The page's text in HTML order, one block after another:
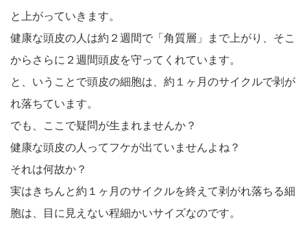
と上がっていきます。
健康な頭皮の人は約２週間で「角質層」まで上がり、そこ
からさらに２週間頭皮を守ってくれています。
と、いうことで頭皮の細胞は、約１ヶ月のサイクルで剥が
れ落ちています。
でも、ここで疑問が生まれませんか？
健康な頭皮の人ってフケが出ていませんよね？
それは何故か？
実はきちんと約１ヶ月のサイクルを終えて剥がれ落ちる細
胞は、目に見えない程細かいサイズなのです。